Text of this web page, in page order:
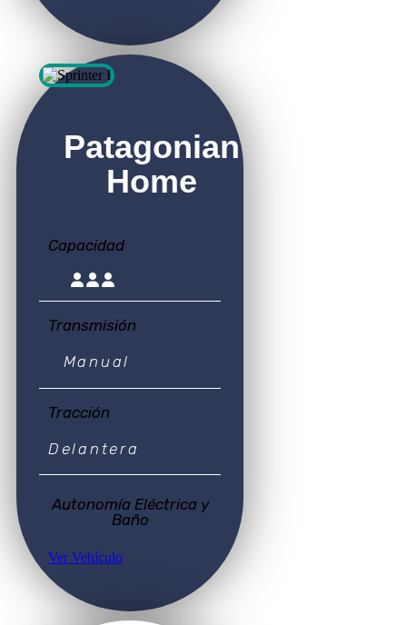
Patagonian
Home
Capacidad
Transmisión
Manual
Tracción
Delantera
Autonomía Eléctrica y
Baño
Ver Vehículo